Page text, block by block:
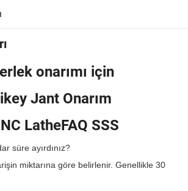
onarımı için
Jant Onarım
LatheFAQ SSS
süre ayırdınız?
miktarına göre belirlenir. Genellikle 30